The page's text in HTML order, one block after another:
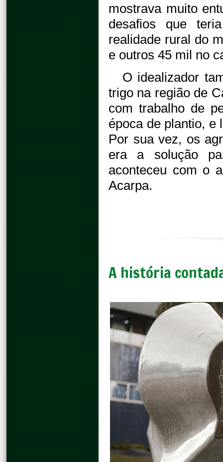
mostrava muito
desafios que
realidade rural do
e outros 45 mil no
O idealizador
trigo na região de
com trabalho de
época de plantio, e
Por sua vez, os
era a solução
aconteceu com o
Acarpa.
A história contada